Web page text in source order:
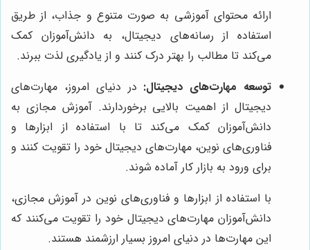
ارائه محتوای آموزشی به صورت متنوع و جذاب، از طریق
استفاده از رسانه‌های دیجیتال، به دانش‌آموزان کمک
می‌کند تا مطالب را بهتر درک کنند و از یادگیری لذت ببرند.
توسعه مهارت‌های دیجیتال: در دنیای امروز، مهارت‌های
دیجیتال از اهمیت بالایی برخوردارند. آموزش مجازی به
دانش‌آموزان کمک می‌کند تا با استفاده از ابزارها و
فناوری‌های نوین، مهارت‌های دیجیتال خود را تقویت کنند و
برای ورود به بازار کار آماده شوند.
با استفاده از ابزارها و فناوری‌های نوین در آموزش مجازی،
دانش‌آموزان مهارت‌های دیجیتال خود را تقویت می‌کنند که
این مهارت‌ها در دنیای امروز بسیار ارزشمند هستند.